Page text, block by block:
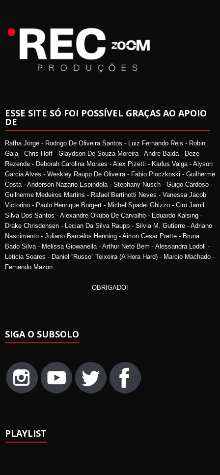
ESSE SITE SÓ FOI POSSÍVEL GRAÇAS AO APOIO
DE
Rafha Jorge - Rodrigo De Oliveira Santos - Luiz Fernando Reis - Robin
Gaia - Chris Hoff - Glaydson De Souza Moreira - Andre Baida - Deze
Rezende - Deborah Carolina Moraes - Alex Pizetti - Karlus Valga - Alyson
Garcia Alves - Weskley Raupp De Oliveira - Fabio Pioczkoski - Guilherme
Costa - Anderson Nazario Espindola - Stephany Nusch - Guigo Cardoso -
Guilherme Medeiros Martins - Rafael Bertinotti Neves - Vanessa Jacob
Victorino - Paulo Henrique Borgert - Michel Spadel Ghizzo - Ciro Jamil
Silva Dos Santos - Alexandre Okubo De Carvalho - Eduardo Kalsing -
Drake Chrisdensen - Lecian Da Silva Raupp - Silvia M. Gutierre - Adriano
Nascimento - Juliano Barcélos Henning - Airton Cesar Prette - Bruna
Bado Silva - Melissa Giowanella - Arthur Neto Bem - Alessandra Lodoli -
Leticia Soares - Daniel “Russo” Teixeira (A Hora Hard) - Marcio Machado -
Fernando Mazon
OBRIGADO!
SIGA O SUBSOLO
PLAYLIST